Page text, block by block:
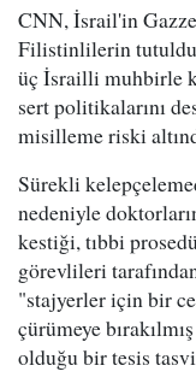
CNN, İsrail'in
Filistinlilerin
üç İsrailli muhbirle
sert politikalarını
misilleme riski
Sürekli
nedeniyle
kestiği, tıbbi
görevlileri
"stajyerler için bir
çürümeye
olduğu bir tesis